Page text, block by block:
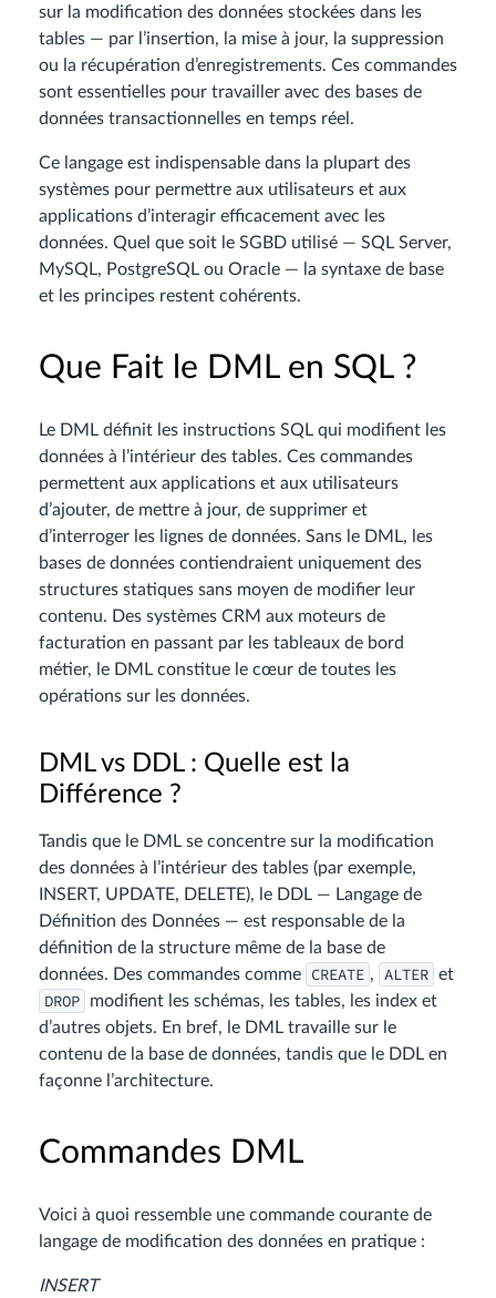
sur la modification des données stockées dans les
tables — par l’insertion, la mise à jour, la suppression
ou la récupération d’enregistrements. Ces commandes
sont essentielles pour travailler avec des bases de
données transactionnelles en temps réel.
Ce langage est indispensable dans la plupart des
systèmes pour permettre aux utilisateurs et aux
applications d’interagir efficacement avec les
données. Quel que soit le SGBD utilisé — SQL Server,
MySQL, PostgreSQL ou Oracle — la syntaxe de base
et les principes restent cohérents.
Que Fait le DML en SQL ?
Le DML définit les instructions SQL qui modifient les
données à l’intérieur des tables. Ces commandes
permettent aux applications et aux utilisateurs
d’ajouter, de mettre à jour, de supprimer et
d’interroger les lignes de données. Sans le DML, les
bases de données contiendraient uniquement des
structures statiques sans moyen de modifier leur
contenu. Des systèmes CRM aux moteurs de
facturation en passant par les tableaux de bord
métier, le DML constitue le cœur de toutes les
opérations sur les données.
DML vs DDL : Quelle est la
Différence ?
Tandis que le DML se concentre sur la modification
des données à l’intérieur des tables (par exemple,
INSERT, UPDATE, DELETE), le DDL — Langage de
Définition des Données — est responsable de la
définition de la structure même de la base de
données. Des commandes comme
CREATE , ALTER et
DROP
modifient les schémas, les tables, les index et
d’autres objets. En bref, le DML travaille sur le
contenu de la base de données, tandis que le DDL en
façonne l’architecture.
Commandes DML
Voici à quoi ressemble une commande courante de
langage de modification des données en pratique :
INSERT